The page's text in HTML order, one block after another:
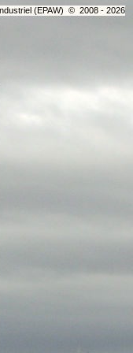
(EPAW) © 2008 - 2026